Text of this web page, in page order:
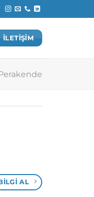
İLETİŞİM
AL